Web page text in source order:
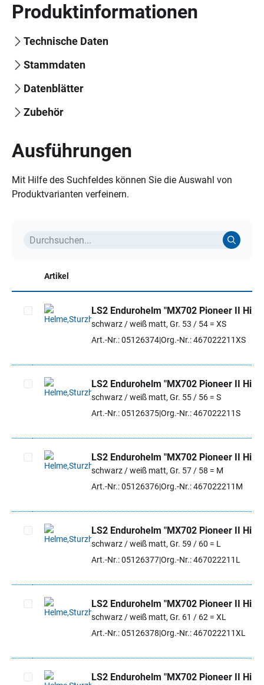
Produktinformationen
Technische Daten
Stammdaten
Datenblätter
Zubehör
Ausführungen
Mit Hilfe des Suchfeldes können Sie die Auswahl von
Produktvarianten verfeinern.
Artikel
Artikel auswählen
LS2 Endurohelm "MX702 Pioneer II Hill"
schwarz / weiß matt, Gr. 53 / 54 = XS
Art.-Nr.: 05126374Org.-Nr.: 467022211XS
Artikel auswählen
LS2 Endurohelm "MX702 Pioneer II Hill"
schwarz / weiß matt, Gr. 55 / 56 = S
Art.-Nr.: 05126375Org.-Nr.: 467022211S
Artikel auswählen
LS2 Endurohelm "MX702 Pioneer II Hill"
schwarz / weiß matt, Gr. 57 / 58 = M
Art.-Nr.: 05126376Org.-Nr.: 467022211M
Artikel auswählen
LS2 Endurohelm "MX702 Pioneer II Hill"
schwarz / weiß matt, Gr. 59 / 60 = L
Art.-Nr.: 05126377Org.-Nr.: 467022211L
Artikel auswählen
LS2 Endurohelm "MX702 Pioneer II Hill"
schwarz / weiß matt, Gr. 61 / 62 = XL
Art.-Nr.: 05126378 Org.-Nr.: 467022211XL
LS2 Endurohelm "MX702 Pioneer II Hill"